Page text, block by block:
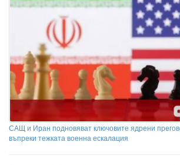
САЩ и Иран подновяват ключовите ядрени
въпреки тежката военна ескалация